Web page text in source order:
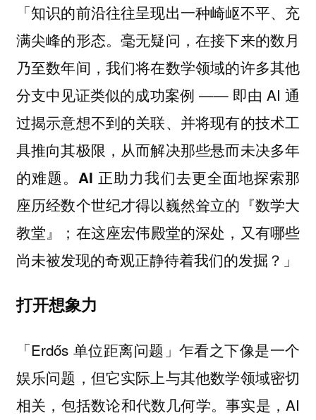
「知识的前沿往往呈现出一种崎岖不平、充
满尖峰的形态。毫无疑问，在接下来的数月
乃至数年间，我们将在数学领域的许多其他
分支中见证类似的成功案例 —— 即由 AI 通
过揭示意想不到的关联、并将现有的技术工
具推向其极限，从而解决那些悬而未决多年
的难题。 AI 正助力我们去更全面地探索那
座历经数个世纪才得以巍然耸立的『数学大
教堂』； 在这座宏伟殿堂的深处，又有哪些
尚未被发现的奇观正静待着我们的发掘？」
打开想象力
「Erdős 单位距离问题」乍看之下像是一个
娱乐问题，但它实际上与其他数学领域密切
相关，包括数论和代数几何学。事实是，AI